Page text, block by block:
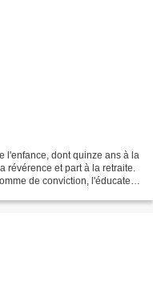
l'enfance, dont quinze ans à la
révérence et part à la retraite.
de conviction, l'éducateur